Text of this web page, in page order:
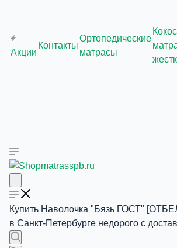
Акции
Контакты
Ортопедические
матрасы
Купить Наволочка "Бязь ГОСТ"
в Санкт-Петербурге недорого с